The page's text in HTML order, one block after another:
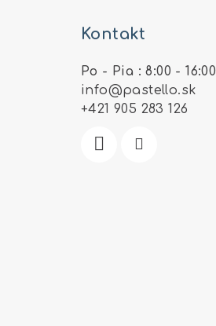
Kontakt
Po - Pia : 8:00 - 16:00
info@pastello.sk
+421 905 283 126